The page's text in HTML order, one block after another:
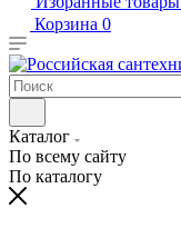
Корзина 0
Каталог
По всему сайту
По каталогу